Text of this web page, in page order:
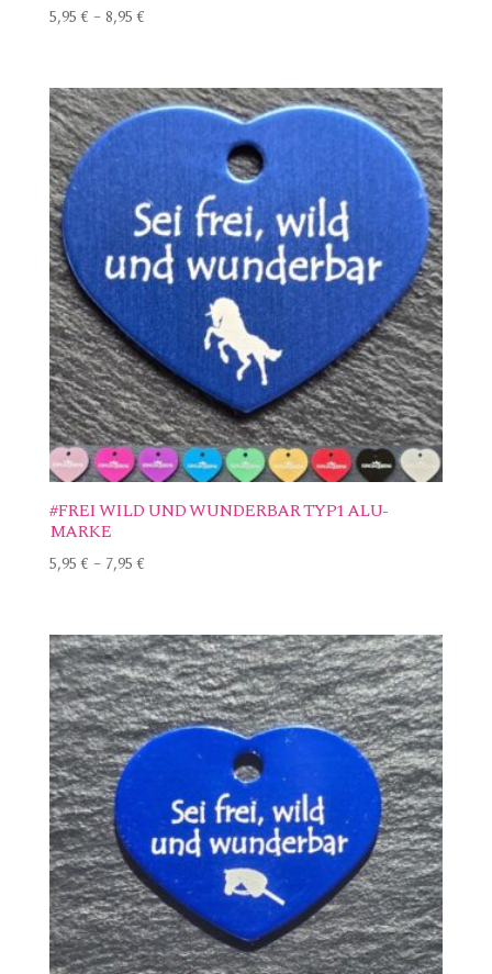
5,95€ –8,95€
#FREI WILD UND WUNDERBAR TYP1 ALU-
MARKE
5,95€ – 7,95€